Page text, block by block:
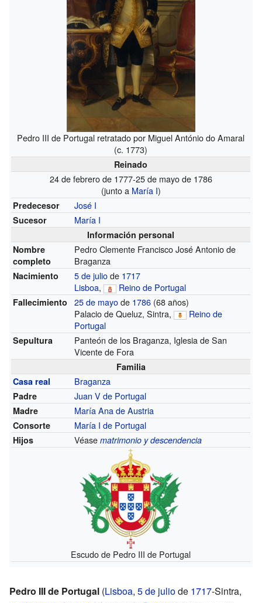
Pedro III de Portugal retratado por Miguel António do Amaral
(c. 1773)
Reinado
24 de febrero de 1777-25 de mayo de 1786
(junto a María I)
Predecesor José I
Sucesor María I
Información personal
Nombre
completo
Pedro Clemente Francisco José Antonio de
Braganza
Nacimiento 5 de juliode 1717
Lisboa, Reino de Portugal
Fallecimiento 25 de mayode 1786 (68 años)
Palacio de Queluz, Sintra,
Reino de
Portugal
Sepultura
Panteón de los Braganza, Iglesia de San
Vicente de Fora
Familia
Casa real
Braganza
Padre Juan V de Portugal
Madre María Ana de Austria
Consorte María I de Portugal
Hijos Véasematrimonio y descendencia
Escudo de Pedro III de Portugal
Pedro III de Portugal (Lisboa, 5 de juliode 1717-Sintra,